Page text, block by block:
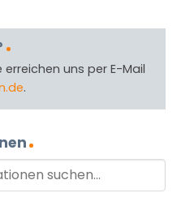
erreichen uns per E-Mail
.